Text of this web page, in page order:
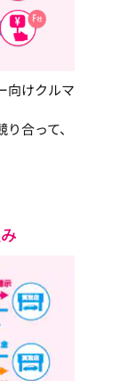
向けクルマ
合って、